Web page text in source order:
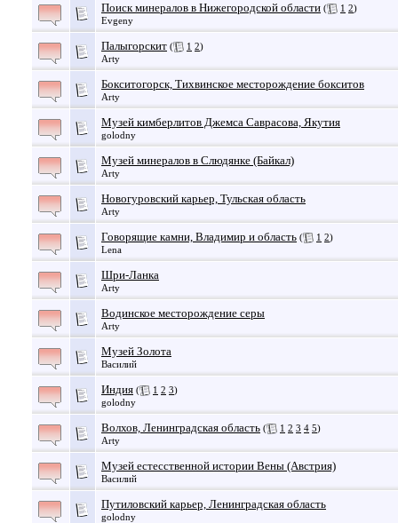
Поиск минералов в Нижегородской области ( 1 2)
Evgeny
Палыгорскит ( 1 2)
Arty
Бокситогорск, Тихвинское месторождение бокситов
Arty
Музей кимберлитов Джемса Саврасова, Якутия
golodny
Музей минералов в Слюдянке (Байкал)
Arty
Новогуровский карьер, Тульская область
Arty
Говорящие камни, Владимир и область ( 1 2)
Lena
Шри-Ланка
Arty
Водинское месторождение серы
Arty
Музей Золота
Василий
Индия ( 1 2 3)
golodny
Волхов, Ленинградская область ( 1 2 3 4 5)
Arty
Музей естесственной истории Вены (Австрия)
Василий
Путиловский карьер, Ленинградская область
golodny